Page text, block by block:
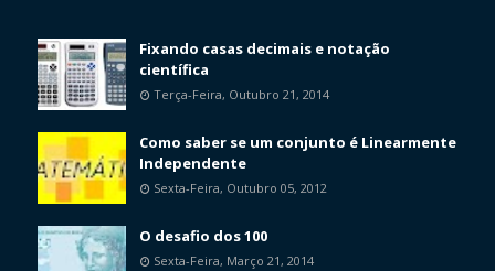
Fixando casas decimais e notação
científica
Terça-Feira, Outubro 21, 2014
Como saber se um conjunto é Linearmente
Independente
Sexta-Feira, Outubro 05, 2012
O desafio dos 100
Sexta-Feira, Março 21, 2014